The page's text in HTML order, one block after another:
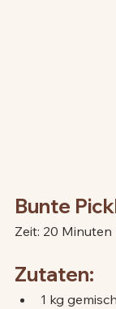
Bunte
Zeit: 20 Minuten
Zutaten:
1 kg